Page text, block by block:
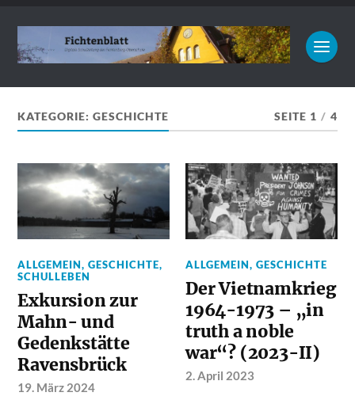
KATEGORIE:GESCHICHTE SEITE 1 / 4
ALLGEMEIN,GESCHICHTE,
SCHULLEBEN
Exkursion zur
Mahn- und
Gedenkstätte
Ravensbrück
19. März 2024
ALLGEMEIN,GESCHICHTE
Der Vietnamkrieg
1964-1973 – „in
truth a noble
war“? (2023-II)
2. April 2023